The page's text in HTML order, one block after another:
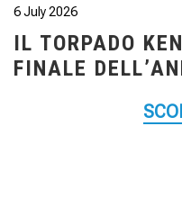
6 July 2026
IL TORPADO
FINALE